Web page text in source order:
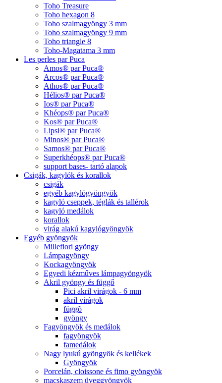
Toho Treasure
Toho hexagon 8
Toho szalmagyöngy 3 mm
Toho szalmagyöngy 9 mm
Toho triangle 8
Toho-Magatama 3 mm
Les perles par Puca
Amos® par Puca®
Arcos® par Puca®
Athos® par Puca®
Hélios® par Puca®
Ios® par Puca®
Khéops® par Puca®
Kos® par Puca®
Lipsi® par Puca®
Minos® par Puca®
Samos® par Puca®
Superkhéops® par Puca®
support bases- tartó alapok
Csigák, kagylók és korallok
csigák
egyéb kagylógyöngyök
kagyló cseppek, téglák és tallérok
kagyló medálok
korallok
virág alakú kagylógyöngyök
Egyéb gyöngyök
Millefiori gyöngy
Lámpagyöngy
Kockagyöngyök
Egyedi kézműves lámpagyöngyök
Akril gyöngy és függő
Pici akril virágok - 6 mm
akril virágok
függõ
gyöngy
Fagyöngyök és medálok
fagyöngyök
famedálok
Nagy lyukú gyöngyök és kellékek
Gyöngyök
Porcelán, cloissone és fimo gyöngyök
macskaszem üveggyöngyök